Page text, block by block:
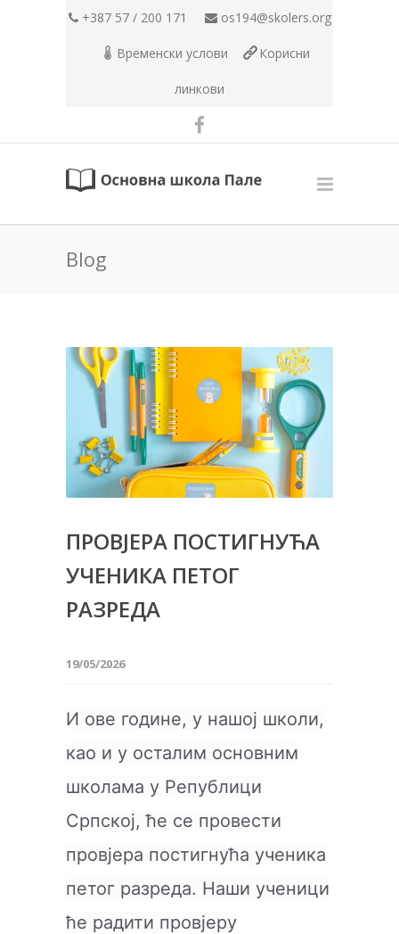
+387 57 / 200 171 os194@skolers.org
Временски услови Корисни
линкови
Blog
ПРОВЈЕРА ПОСТИГНУЋА
УЧЕНИКА ПЕТОГ
РАЗРЕДА
19/05/2026
И ове године, у нашој школи,
као и у осталим основним
школама у Републици
Српској, ће се провести
провјера постигнућа ученика
петог разредa. Наши ученици
ће радити провјеру